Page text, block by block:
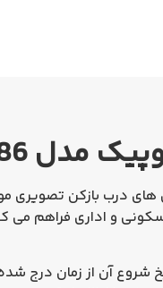
درب‌ بازکن تصویری
و اداری فراهم می‌
دارای 3 سال گارانتی است و